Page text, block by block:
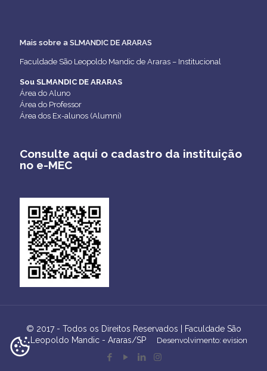
Mais sobre a SLMANDIC DE ARARAS
Faculdade São Leopoldo Mandic de Araras – Institucional
Sou SLMANDIC DE ARARAS
Área do Aluno
Área do Professor
Área dos Ex-alunos (Alumni)
Consulte aqui o cadastro da instituição
no e-MEC
© 2017 - Todos os Direitos Reservados | Faculdade São
Leopoldo Mandic - Araras/SP
Desenvolvimento: evision